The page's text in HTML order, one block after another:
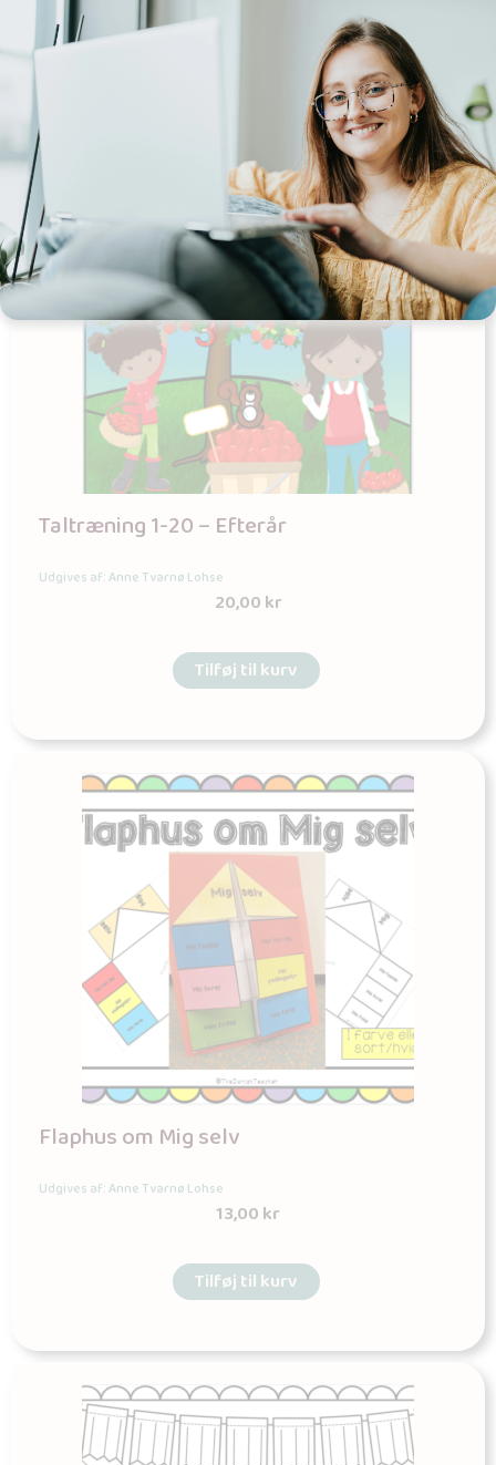
Taltræning 1-20 – Efterår
Udgives af: Anne Tvarnø Lohse
20,00kr
Tilføj til kurv
Flaphus om Mig selv
Udgives af: Anne Tvarnø Lohse
13,00kr
Tilføj til kurv